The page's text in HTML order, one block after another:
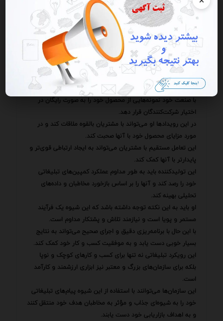
نوآوری در صنعت ابزارآلات چندکاره در یک وب‌سایت خبری معتبر
منتشر کند.
در این مقاله به طور غیرمستقیم به محصول خود اشاره می‌کند و
آن را به عنوان نمونه‌ای از نوآوری و خلاقیت در این صنعت معرفی
این مقاله به دلیل اعتبار و اعتبار وب‌سایت خبری می‌تواند به
افزایش اعتماد مخاطبان به برند و محصول کمک کند.
علاوه بر این این تولیدکننده می‌تواند با شرکت در رویدادهای مرتبط
با صنعت خود نمونه‌هایی از محصول خود را به صورت رایگان در
اختیار شرکت‌کنندگان قرار دهد.
در این رویدادها او می‌تواند با مشتریان بالقوه ملاقات کند و در
مورد مزایای محصول خود با آنها صحبت کند.
این تعامل مستقیم با مشتریان می‌تواند به ایجاد ارتباطی قوی‌تر و
پایدارتر با آنها کمک کند.
این تولیدکننده باید به طور مداوم عملکرد کمپین‌های تبلیغاتی
خود را رصد کند و آنها را بر اساس بازخورد مخاطبان و داده‌های
تحلیلی بهینه کند.
او باید به این نکته توجه داشته باشد که این شیوه یک فرآیند
مستمر و پویا است و نیازمند تلاش و پشتکار مداوم است.
با این حال با برنامه‌ریزی دقیق و اجرای صحیح می‌تواند به نتایج
بسیار خوبی دست یابد و به موفقیت کسب و کار خود کمک کند.
این رویکرد تبلیغاتی نه تنها برای کسب و کارهای کوچک و نوپا
بلکه برای سازمان‌های بزرگ و معتبر نیز ابزاری ارزشمند و کارآمد
است.
این سازمان‌ها می‌توانند با استفاده از این شیوه پیام‌های تبلیغاتی
خود را به شیوه‌ای جذاب و مؤثر به مخاطبان هدف خود منتقل کنند
و به اهداف بازاریابی خود دست یابند.